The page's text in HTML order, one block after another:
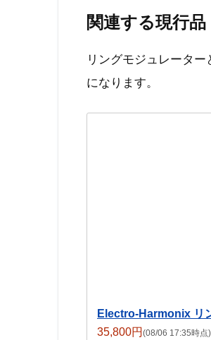
関連する現行
リングモジュレータ
になります。
Electro-Harmonix リ
35,800円 (08/06 17:35時点)